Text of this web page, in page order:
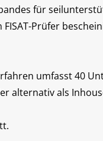
für
Prüfer
umfasst 40
alternativ als